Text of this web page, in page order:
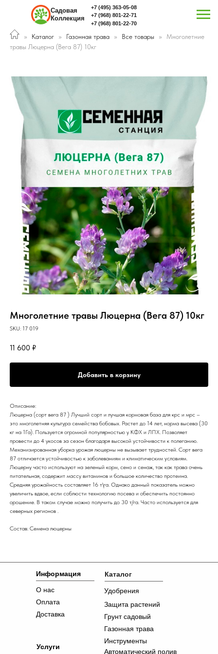
+7 (495) 363-05-08
+7 (968) 801-22-71
Садовая
Коллекция
+7 (968) 801-22-70
Каталог Газонная трава Все товары
Многолетние
травы Люцерна (Вега 87) 10кг
Многолетние травы Люцерна (Вега 87) 10кг
SKU: 17 019
11 600 ₽
Добавить в корзину
Описание:
Люцерна (сорт вега 87 ) Лучший сорт и лучшая кормовая база для крс и мрс –
это многолетняя культура семейства бобовых. Растет до 14 лет, норма высева (30
кг на 1Га). Пользуется огромной популярностью у КФХ и ЛПХ. Позволяет
провести до 4 укосов за сезон благодаря высокой устойчивости к полеганию.
Механизированная уборка урожая люцерны не вызывает трудностей. Сорт вега
87 отличается устойчивостью к заболеваниям и климатическим условиям.
Люцерну часто используют на зеленый корм, сено и сенаж, так как трава очень
питательная, содержит массу витаминов и большое количество протеина.
Средняя урожайность составляет 16 т\га. Однако данный показатель можно
увеличить вдвое, если соблюсти технологию посева и обеспечить постоянно
орошение. В таком случае можно получить до 30 т/га. Часто используется для
северных регионов .
Состав: Семена люцерны
Информация Каталог
Услуги
О нас
Оплата
Доставка
Удобрения
Защита растений
Грунт садовый
Газонная трава
Инструменты
Автоматический полив